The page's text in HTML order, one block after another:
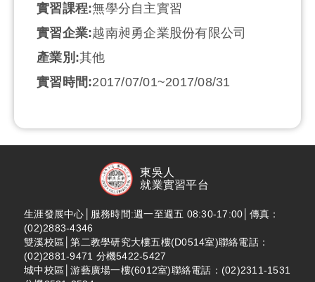
實習課程:無學分自主實習
實習企業:越南昶勇企業股份有限公司
產業別:其他
實習時間:2017/07/01~2017/08/31
東吳人
就業實習平台
生涯發展中心│服務時間:週一至週五 08:30-17:00│傳真：
(02)2883-4346
雙溪校區│第二教學研究大樓五樓(D0514室)聯絡電話：
(02)2881-9471 分機5422-5427
城中校區│游藝廣場一樓(6012室)聯絡電話：(02)2311-1531